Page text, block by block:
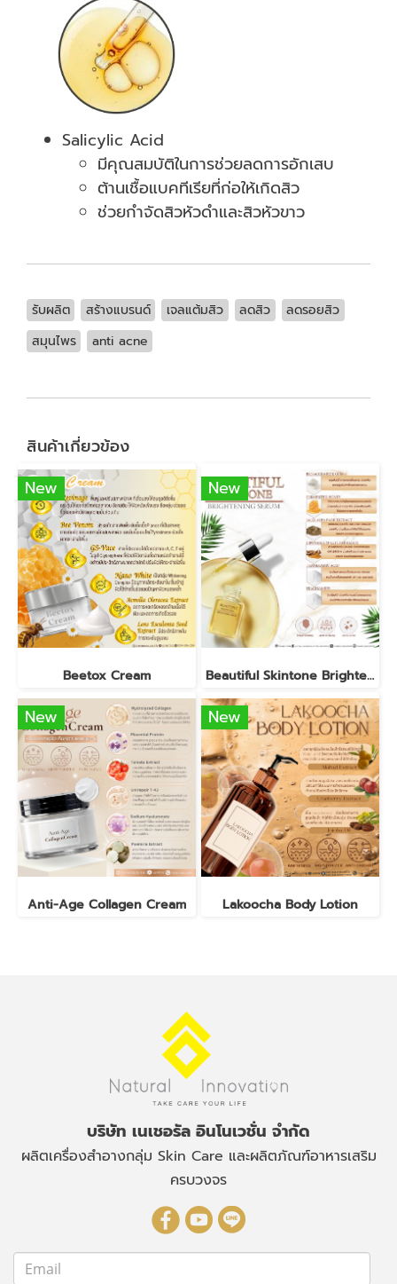
Salicylic Acid
มีคุณสมบัติในการช่วยลดการอักเสบ
ต้านเชื้อแบคทีเรียที่ก่อให้เกิดสิว
ช่วยกำจัดสิวหัวดำและสิวหัวขาว
รับผลิต สร้างแบรนด์ เจลแต้มสิว ลดสิว
ลดรอยสิว
สมุนไพร
anti acne
สินค้าเกี่ยวข้อง
New
Beetox Cream
New
Beautiful Skintone Brightening Serum
New
Anti-Age Collagen Cream
New
Lakoocha Body Lotion
บริษัท เนเชอรัล อินโนเวชั่น จำกัด
ผลิตเครื่องสำอางกลุ่ม Skin Care และผลิตภัณฑ์อาหารเสริม
ครบวงจร